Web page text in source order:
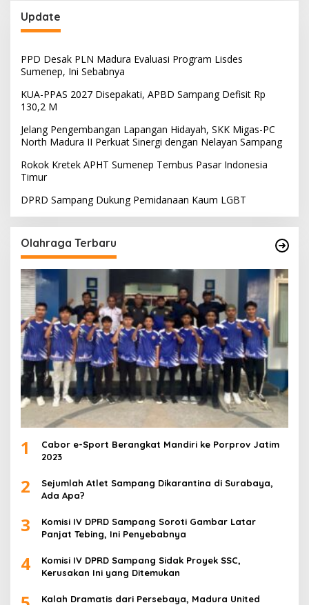
Update
PPD Desak PLN Madura Evaluasi Program Lisdes
Sumenep, Ini Sebabnya
KUA-PPAS 2027 Disepakati, APBD Sampang Defisit Rp
130,2 M
Jelang Pengembangan Lapangan Hidayah, SKK Migas-PC
North Madura II Perkuat Sinergi dengan Nelayan Sampang
Rokok Kretek APHT Sumenep Tembus Pasar Indonesia
Timur
DPRD Sampang Dukung Pemidanaan Kaum LGBT
Olahraga Terbaru
1
Cabor e-Sport Berangkat Mandiri ke Porprov Jatim
2023
2
Sejumlah Atlet Sampang Dikarantina di Surabaya,
Ada Apa?
3
Komisi IV DPRD Sampang Soroti Gambar Latar
Panjat Tebing, Ini Penyebabnya
4
Komisi IV DPRD Sampang Sidak Proyek SSC,
Kerusakan Ini yang Ditemukan
Kalah Dramatis dari Persebaya, Madura United